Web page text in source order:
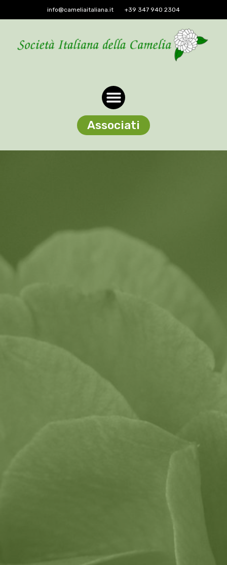
info@cameliaitaliana.it +39 347 940 2304
Associati